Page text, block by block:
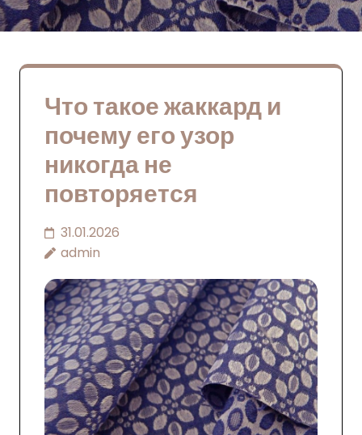
Что такое жаккард и
почему его узор
никогда не
повторяется
31.01.2026
admin